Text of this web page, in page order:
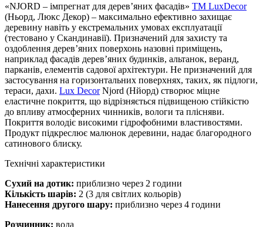
«NJORD – імпрегнат для дерев’яних фасадів» TM LuxDecor
(Ньорд, Люкс Декор) – максимально ефективно захищає
деревину навіть у екстремальних умовах експлуатації
(тестовано у Скандинавії). Призначений для захисту та
оздоблення дерев’яних поверхонь назовні приміщень,
наприклад фасадів дерев’яних будинків, альтанок, веранд,
парканів, елементів садової архітектури. Не призначений для
застосування на горизонтальних поверхнях, таких, як підлоги,
тераси, дахи. Lux DecorNjord (Нйорд) створює міцне
еластичне покриття, що відрізняється підвищеною стійкістю
до впливу атмосферних чинників, вологи та плісняви.
Покриття володіє високими гідрофобними властивостями.
Продукт підкреслює малюнок деревини, надає благородного
сатинового блиску.
Технічні характеристики
Сухий на дотик: приблизно через 2 години
Кількість шарів: 2 (3 для світлих кольорів)
Нанесення другого шару: приблизно через 4 години
Розчинник: вода